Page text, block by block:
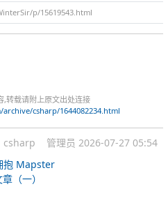
p/15619543.html
,转载请附上原文出处连接
csharp/1644082234.html
csharp 管理员 2026-07-27 05:54
抱 Mapster
（一）